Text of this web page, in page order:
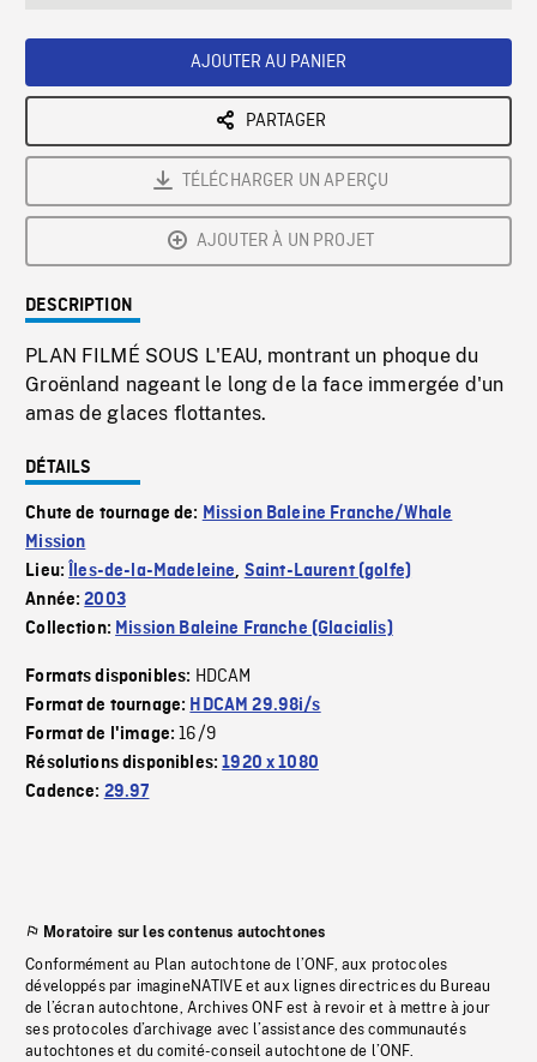
AJOUTER AU PANIER
PARTAGER
TÉLÉCHARGER UN APERÇU
AJOUTER À UN PROJET
DESCRIPTION
PLAN FILMÉ SOUS L'EAU, montrant un phoque du
Groënland nageant le long de la face immergée d'un
amas de glaces flottantes.
DÉTAILS
Chute de tournage de: Mission Baleine Franche/Whale
Mission
Lieu:
Îles-de-la-Madeleine, Saint-Laurent (golfe)
Année:2003
Collection: Mission Baleine Franche (Glacialis)
Formats disponibles: HDCAM
Format de tournage: HDCAM 29.98i/s
Format de l'image:16/9
Résolutions disponibles:1920 x 1080
Cadence: 29.97
Moratoire sur les contenus autochtones
Conformément au Plan autochtone de l’ONF, aux protocoles
développés par imagineNATIVE et aux lignes directrices du Bureau
de l’écran autochtone, Archives ONF est à revoir et à mettre à jour
ses protocoles d’archivage avec l’assistance des communautés
autochtones et du comité-conseil autochtone de l’ONF.